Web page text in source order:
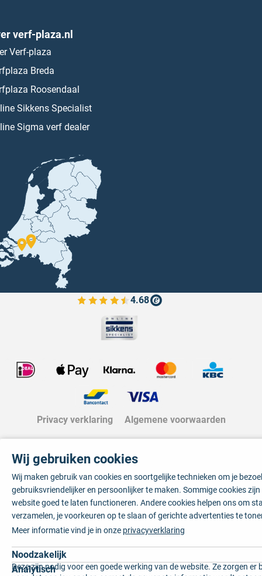
verf-plaza.nl
Verf-plaza
Breda
Roosendaal
Sikkens Specialist
Sigma verf dealer
4.68
Bekijk de verfplaza beoordelingen
Privacy verklaring Algemene voorwaarden
Wij gebruiken cookies
Wij maken gebruik van cookies en soortgelijke technieken om je
gebruiksvriendelijker en persoonlijker te maken. Sommige cookies
website goed te laten functioneren. Andere cookies helpen ons om
verzamelen, je voorkeuren op te slaan of gerichte advertenties te
Meer informatie vind je in onze privacyverklaring
Noodzakelijk
Deze zijn nodig voor een goede werking van de website. Ze zorgen er
Analytisch